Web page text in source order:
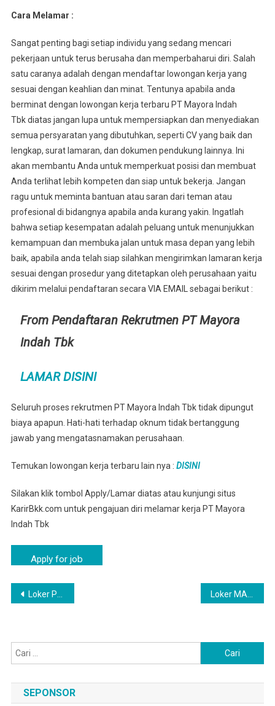
Cara Melamar :
Sangat penting bagi setiap individu yang sedang mencari
pekerjaan untuk terus berusaha dan memperbaharui diri. Salah
satu caranya adalah dengan mendaftar lowongan kerja yang
sesuai dengan keahlian dan minat. Tentunya apabila anda
berminat dengan lowongan kerja terbaru PT Mayora Indah
Tbk diatas jangan lupa untuk mempersiapkan dan menyediakan
semua persyaratan yang dibutuhkan, seperti CV yang baik dan
lengkap, surat lamaran, dan dokumen pendukung lainnya. Ini
akan membantu Anda untuk memperkuat posisi dan membuat
Anda terlihat lebih kompeten dan siap untuk bekerja. Jangan
ragu untuk meminta bantuan atau saran dari teman atau
profesional di bidangnya apabila anda kurang yakin. Ingatlah
bahwa setiap kesempatan adalah peluang untuk menunjukkan
kemampuan dan membuka jalan untuk masa depan yang lebih
baik, apabila anda telah siap silahkan mengirimkan lamaran kerja
sesuai dengan prosedur yang ditetapkan oleh perusahaan yaitu
dikirim melalui pendaftaran secara VIA EMAIL sebagai berikut :
From Pendaftaran Rekrutmen PT Mayora
Indah Tbk
LAMAR DISINI
Seluruh proses rekrutmen PT Mayora Indah Tbk tidak dipungut
biaya apapun. Hati-hati terhadap oknum tidak bertanggung
jawab yang mengatasnamakan perusahaan.
Temukan lowongan kerja terbaru lain nya : DISINI
Silakan klik tombol Apply/Lamar diatas atau kunjungi situs
KarirBkk.com untuk pengajuan diri melamar kerja PT Mayora
Indah Tbk
Navigasi
Loker PT Mayora SALATIGA Terbaru
untuk:
SEPONSOR